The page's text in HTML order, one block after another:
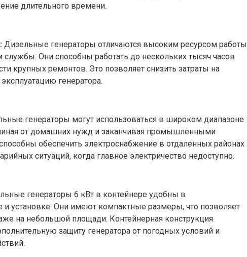
длительного времени.
Дизельные генераторы отличаются высоким ресурсом работы
службы. Они способны работать до нескольких тысяч часов
крупных ремонтов. Это позволяет снизить затраты на
генератора.
генераторы могут использоваться в широком диапазоне
от домашних нужд и заканчивая промышленными
обеспечить электроснабжение в отдаленных районах
ситуаций, когда главное электричество недоступно.
генераторы 6 кВт в контейнере удобны в
и установке. Они имеют компактные размеры, что позволяет
на небольшой площади. Контейнерная конструкция
защиту генератора от погодных условий и